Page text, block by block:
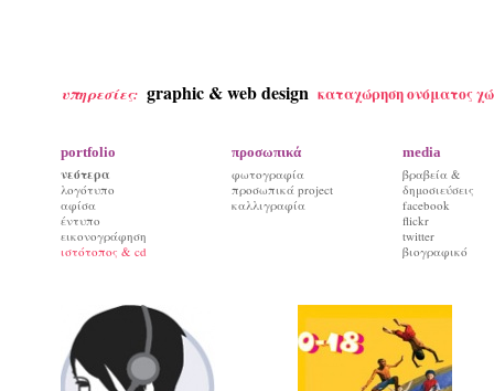
υπηρεσίες: graphic & web design καταχώρηση ονόματος
portfolio
νεότερα
λογότυπο
αφίσα
έντυπο
εικονογράφηση
ιστότοπος & cd
προσωπικά
φωτογραφία
προσωπικά project
καλλιγραφία
media
βραβεία &
δημοσιεύσεις
facebook
flickr
twitter
βιογραφικό